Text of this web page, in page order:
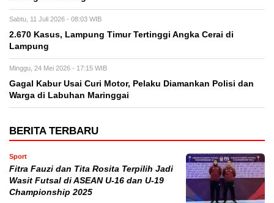
Sabtu, 11 Juli 2026 - 08:03 WIB
2.670 Kasus, Lampung Timur Tertinggi Angka Cerai di
Lampung
Minggu, 24 Mei 2026 - 17:15 WIB
Gagal Kabur Usai Curi Motor, Pelaku Diamankan Polisi dan
Warga di Labuhan Maringgai
BERITA TERBARU
Sport
Fitra Fauzi dan Tita Rosita Terpilih Jadi
Wasit Futsal di ASEAN U-16 dan U-19
Championship 2025